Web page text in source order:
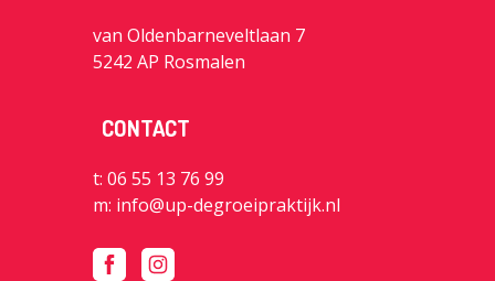
van Oldenbarneveltlaan 7
5242 AP Rosmalen
CONTACT
t: 06 55 13 76 99
m: info@up-degroeipraktijk.nl